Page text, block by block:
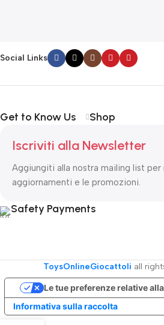
Social Links
Get to Know Us Shop
Iscriviti alla Newsletter
Aggiungiti alla nostra mailing list
aggiornamenti e le promozioni.
Safety Payments
ToysOnlineGiocattoli all
Informativa sulla raccolta
Le tue preferenze relative